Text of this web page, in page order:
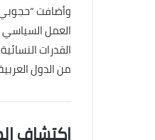
وأضافت
العمل
القدرات
من الدول